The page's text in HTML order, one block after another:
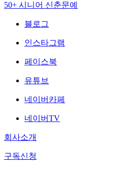
50+ 시니어 신춘문예
블로그
인스타그램
페이스북
유튜브
네이버카페
네이버TV
회사소개
구독신청